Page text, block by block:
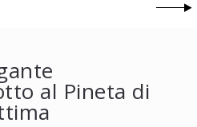
al Pineta di